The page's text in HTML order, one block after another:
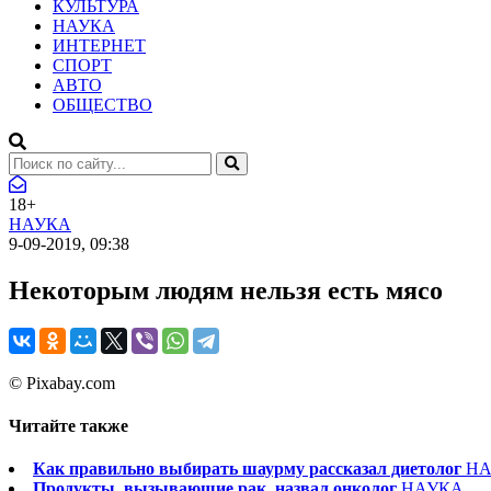
КУЛЬТУРА
НАУКА
ИНТЕРНЕТ
СПОРТ
АВТО
ОБЩЕСТВО
18+
НАУКА
9-09-2019, 09:38
Некоторым людям нельзя есть мясо
© Pixabay.com
Читайте также
Как правильно выбирать шаурму рассказал диетолог